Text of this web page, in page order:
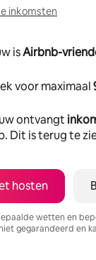
inkomsten
isAirbnb-
voor maximaal
ontvangt
Dit is terug te
hosten
wetten en
gegarandeerd en